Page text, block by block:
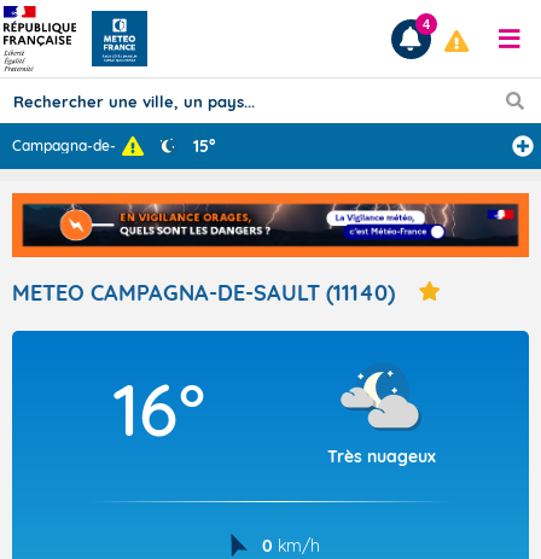
Prévisions
TOUS LES RÉSULTATS
Articles
4
Campagna-de-Sau... 15°
METEO CAMPAGNA-DE-SAULT (11140)
16°
Très nuageux
0 km/h